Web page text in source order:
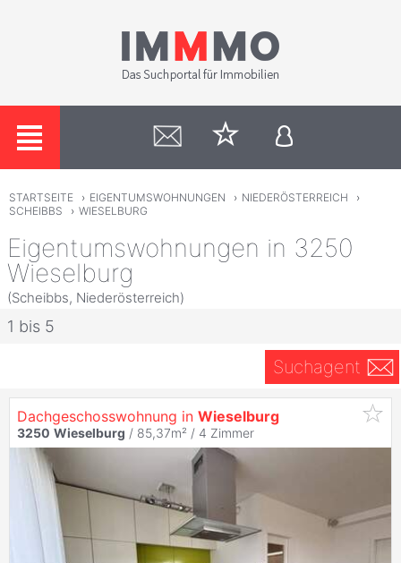
STARTSEITE › EIGENTUMSWOHNUNGEN › NIEDERÖSTERREICH
›
SCHEIBBS
› WIESELBURG
Eigentumswohnungen in 3250
Wieselburg
(Scheibbs, Niederösterreich)
1 bis 5
Suchagent
Dachgeschosswohnung in Wieselburg
3250 Wieselburg / 85,37m² / 4 Zimmer